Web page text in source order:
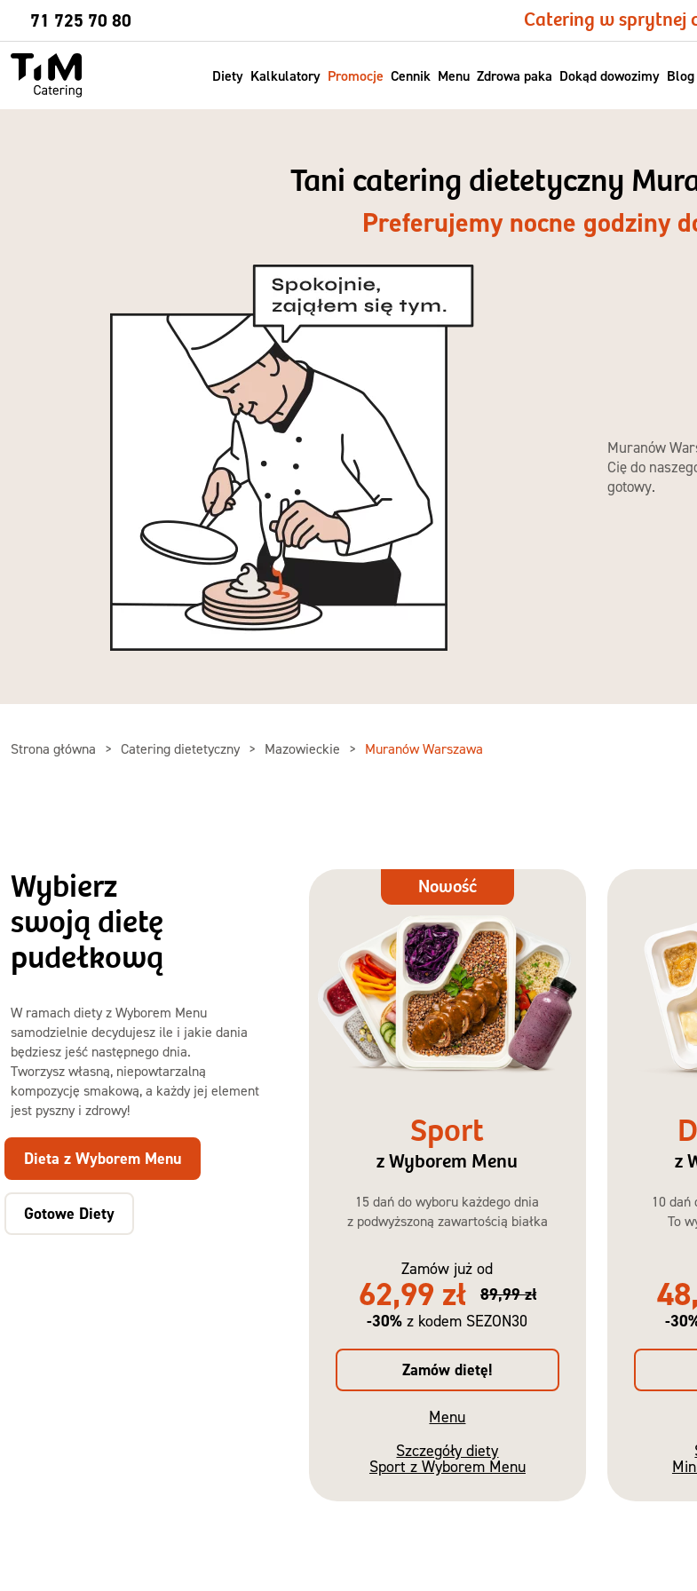
71 725 70 80 Catering w sprytnej
Diety Kalkulatory Promocje Cennik Menu Zdrowa paka Dokąd dowozimy Blog
Sprawdź
Tani catering dietetyczny
Preferujemy nocne godziny
Muranów
Cię do
gotowy.
Strona główna Catering dietetyczny Mazowieckie Muranów Warszawa
Wybierz
swoją dietę
pudełkową
W ramach diety z Wyborem Menu
samodzielnie decydujesz ile i jakie dania
będziesz jeść następnego dnia.
Tworzysz własną, niepowtarzalną
kompozycję smakową, a każdy jej element
jest pyszny i zdrowy!
Dieta z Wyborem Menu
Gotowe Diety
Dieta
Nowość
Sport
z Wyborem Menu
15 dań do wyboru każdego dnia
z podwyższoną zawartością białka
Zamów już od
62,99 zł
89,99 zł
-30% z kodem SEZON30
Zamów dietę!
Menu
Szczegóły diety
Sport z Wyborem Menu
z
10 dań
To
-